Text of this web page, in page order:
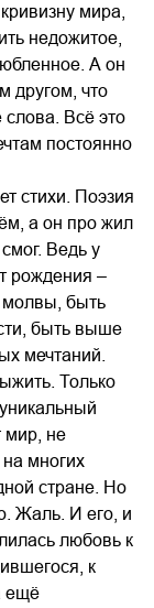
мира,
недожитое,
А он
другом, что
слова. Всё это
постоянно
стихи. Поэзия
а он про жил
Ведь у
рождения –
быть
быть выше
мечтаний.
Только
мир, не
многих
стране. Но
Жаль. И его, и
любовь к
к
ещё